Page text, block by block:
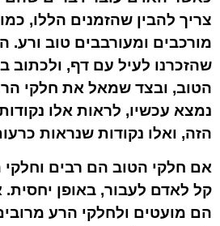
צריך להבין שהזמנים הללו,
מורכבים ומעורבבים טוב ורע.
שהזכרנו לעיל עם דף, ולכתוב
הטוב, ובצד שמאל את חלקי
נמצא עכשיו, לראות אלו
הזה, ואלו נקודות שנראות
אם חלקי הטוב הם רבים
קל לאדם לעבור, באופן
הם מועטים ולחלקי הרע